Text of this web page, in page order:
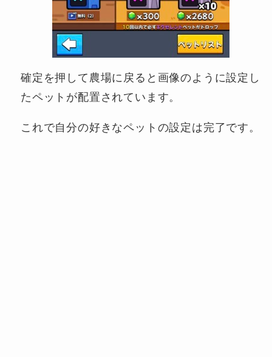
確定を押して農場に戻ると画像のように設定し
たペットが配置されています。
これで自分の好きなペットの設定は完了です。